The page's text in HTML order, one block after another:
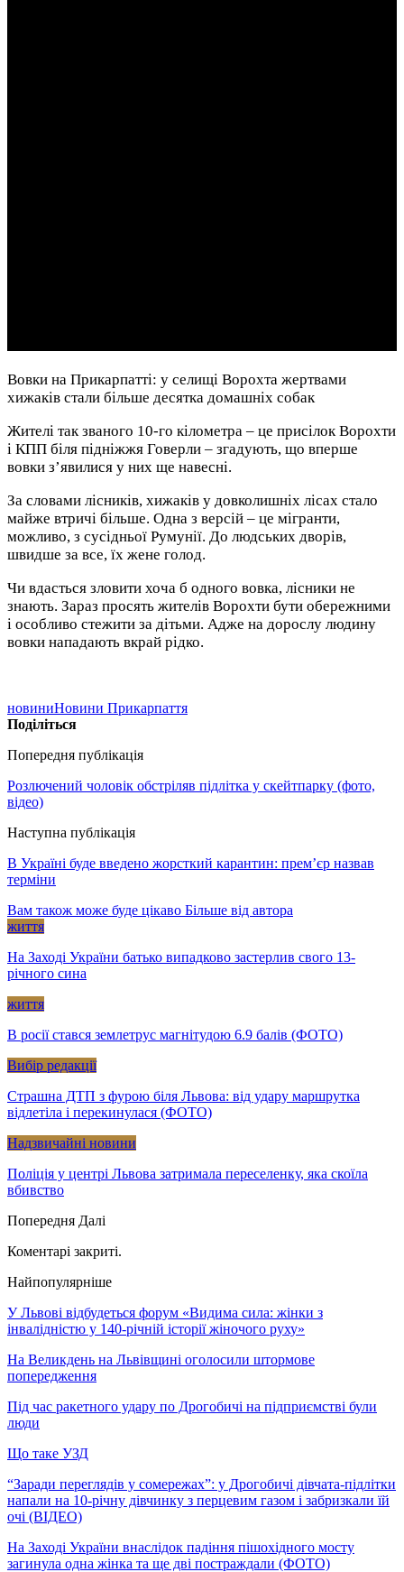
Вовки на Прикарпатті: у селищі Ворохта жертвами
хижаків стали більше десятка домашніх собак
Жителі так званого 10-го кілометра – це присілок Ворохти
і КПП біля підніжжя Говерли – згадують, що вперше
вовки з’явилися у них ще навесні.
За словами лісників, хижаків у довколишніх лісах стало
майже втричі більше. Одна з версій – це мігранти,
можливо, з сусідньої Румунії. До людських дворів,
швидше за все, їх жене голод.
Чи вдасться зловити хоча б одного вовка, лісники не
знають. Зараз просять жителів Ворохти бути обережними
і особливо стежити за дітьми. Адже на дорослу людину
вовки нападають вкрай рідко.
новиниНовини Прикарпаття
Поділіться
Попередня публікація
Розлючений чоловік обстріляв підлітка у скейтпарку (фото,
відео)
Наступна публікація
В Україні буде введено жорсткий карантин: прем’єр назвав
терміни
Вам також може буде цікаво Більше від автора
життя
На Заході України батько випадково застерлив свого 13-
річного сина
життя
В росії стався землетрус магнітудою 6.9 балів (ФОТО)
Вибір редакції
Страшна ДТП з фурою біля Львова: від удару маршрутка
відлетіла і перекинулася (ФОТО)
Надзвичайні новини
Поліція у центрі Львова затримала переселенку, яка скоїла
вбивство
Попередня Далі
Коментарі закриті.
Найпопулярніше
У Львові відбудеться форум «Видима сила: жінки з
інвалідністю у 140-річній історії жіночого руху»
На Великдень на Львівщині оголосили штормове
попередження
Під час ракетного удару по Дрогобичі на підприємстві були
люди
Що таке УЗД
“Заради переглядів у сомережах”: у Дрогобичі дівчата-підлітки
напали на 10-річну дівчинку з перцевим газом і забризкали їй
очі (ВІДЕО)
На Заході України внаслідок падіння пішохідного мосту
загинула одна жінка та ще дві постраждали (ФОТО)